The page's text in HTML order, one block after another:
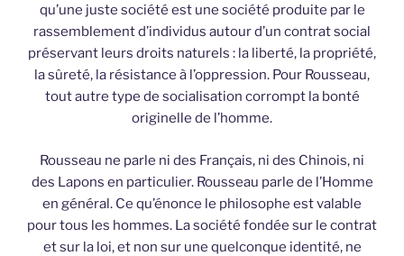
qu’une juste société est une société produite par le
rassemblement d’individus autour d’un contrat social
préservant leurs droits naturels : la liberté, la propriété,
la sûreté, la résistance à l’oppression. Pour Rousseau,
tout autre type de socialisation corrompt la bonté
originelle de l’homme.
Rousseau ne parle ni des Français, ni des Chinois, ni
des Lapons en particulier. Rousseau parle de l’Homme
en général. Ce qu’énonce le philosophe est valable
pour tous les hommes. La société fondée sur le contrat
et sur la loi, et non sur une quelconque identité, ne